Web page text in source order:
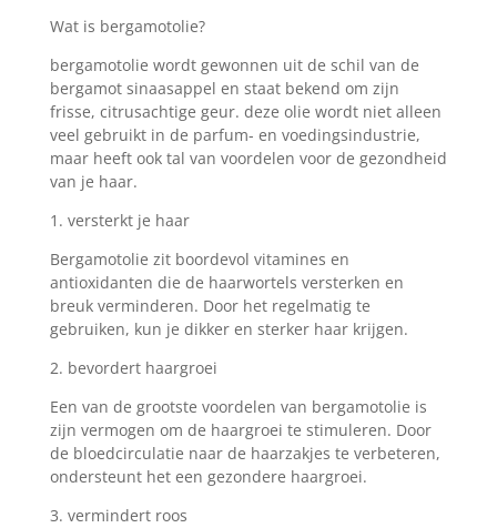
Wat is bergamotolie?
bergamotolie wordt gewonnen uit de schil van de
bergamot sinaasappel en staat bekend om zijn
frisse, citrusachtige geur. deze olie wordt niet alleen
veel gebruikt in de parfum- en voedingsindustrie,
maar heeft ook tal van voordelen voor de gezondheid
van je haar.
1. versterkt je haar
Bergamotolie zit boordevol vitamines en
antioxidanten die de haarwortels versterken en
breuk verminderen. Door het regelmatig te
gebruiken, kun je dikker en sterker haar krijgen.
2. bevordert haargroei
Een van de grootste voordelen van bergamotolie is
zijn vermogen om de haargroei te stimuleren. Door
de bloedcirculatie naar de haarzakjes te verbeteren,
ondersteunt het een gezondere haargroei.
3. vermindert roos